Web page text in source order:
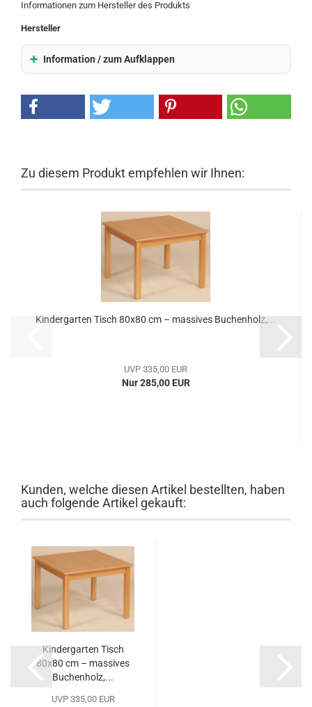
Informationen zum Hersteller des Produkts
Hersteller
Information / zum Aufklappen
Zu diesem Produkt empfehlen wir Ihnen:
Kindergarten Tisch 80x80 cm – massives Buchenholz,...
UVP 335,00 EUR
Nur 285,00 EUR
Kunden, welche diesen Artikel bestellten, haben
auch folgende Artikel gekauft:
Kindergarten Tisch
80x80 cm – massives
Buchenholz,...
UVP 335,00 EUR